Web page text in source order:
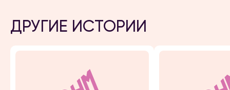
ДРУГИЕ ИСТОРИИ